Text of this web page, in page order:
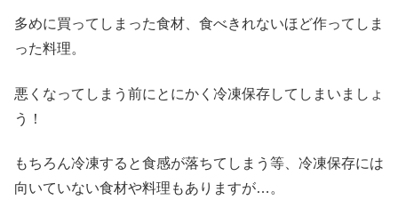
多めに買ってしまった食材、食べきれないほど作ってしま
った料理。
悪くなってしまう前にとにかく冷凍保存してしまいましょ
う！
もちろん冷凍すると食感が落ちてしまう等、冷凍保存には
向いていない食材や料理もありますが…。